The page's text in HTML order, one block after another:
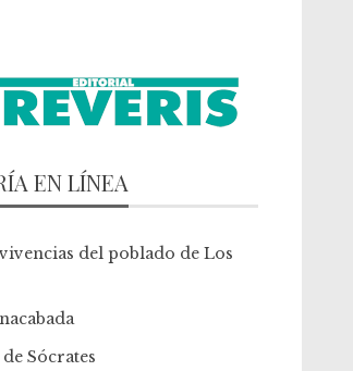
EN LÍNEA
del poblado de Los
Sócrates